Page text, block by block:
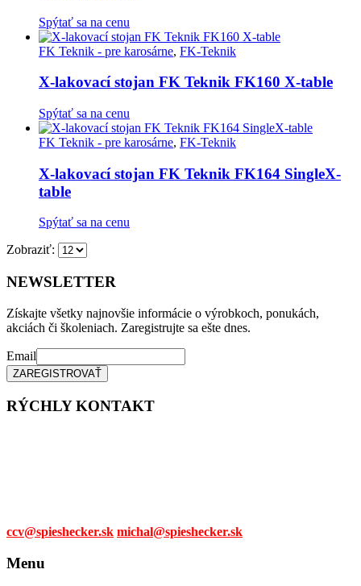
Spýtať sa na cenu
FK Teknik - pre karosárne, FK-Teknik
X-lakovací stojan FK Teknik FK160 X-table
Spýtať sa na cenu
FK Teknik - pre karosárne, FK-Teknik
X-lakovací stojan FK Teknik FK164 SingleX-
table
Spýtať sa na cenu
Zobraziť:
NEWSLETTER
Získajte všetky najnovšie informácie o výrobkoch, ponukách,
akciách či školeniach. Zaregistrujte sa ešte dnes.
Email
RÝCHLY KONTAKT
ccv@spieshecker.sk michal@spieshecker.sk
Menu